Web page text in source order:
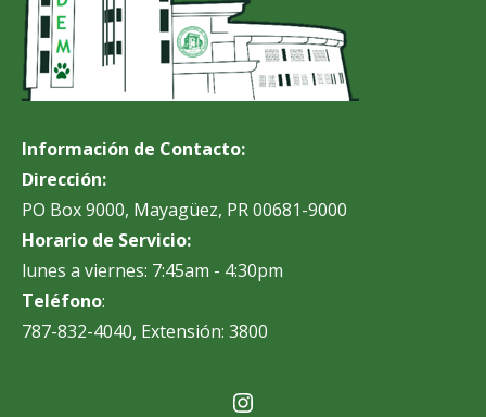
Información de Contacto:
Dirección:
PO Box 9000, Mayagüez, PR 00681-9000
Horario de Servicio:
lunes a viernes: 7:45am - 4:30pm
Teléfono:
787-832-4040, Extensión: 3800
Instagram